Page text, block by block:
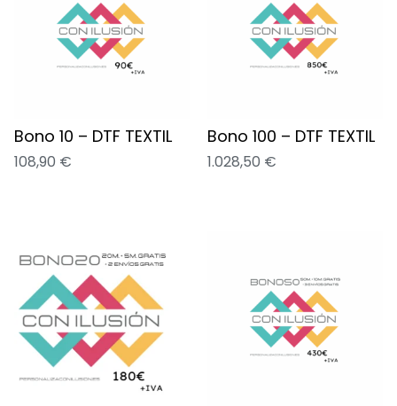
Bono 10 – DTF TEXTIL
108,90 €
Bono 100 – DTF TEXTIL
1.028,50 €